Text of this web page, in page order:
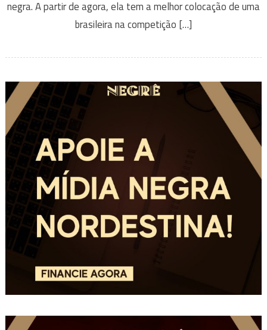
negra. A partir de agora, ela tem a melhor colocação de uma
brasileira na competição […]